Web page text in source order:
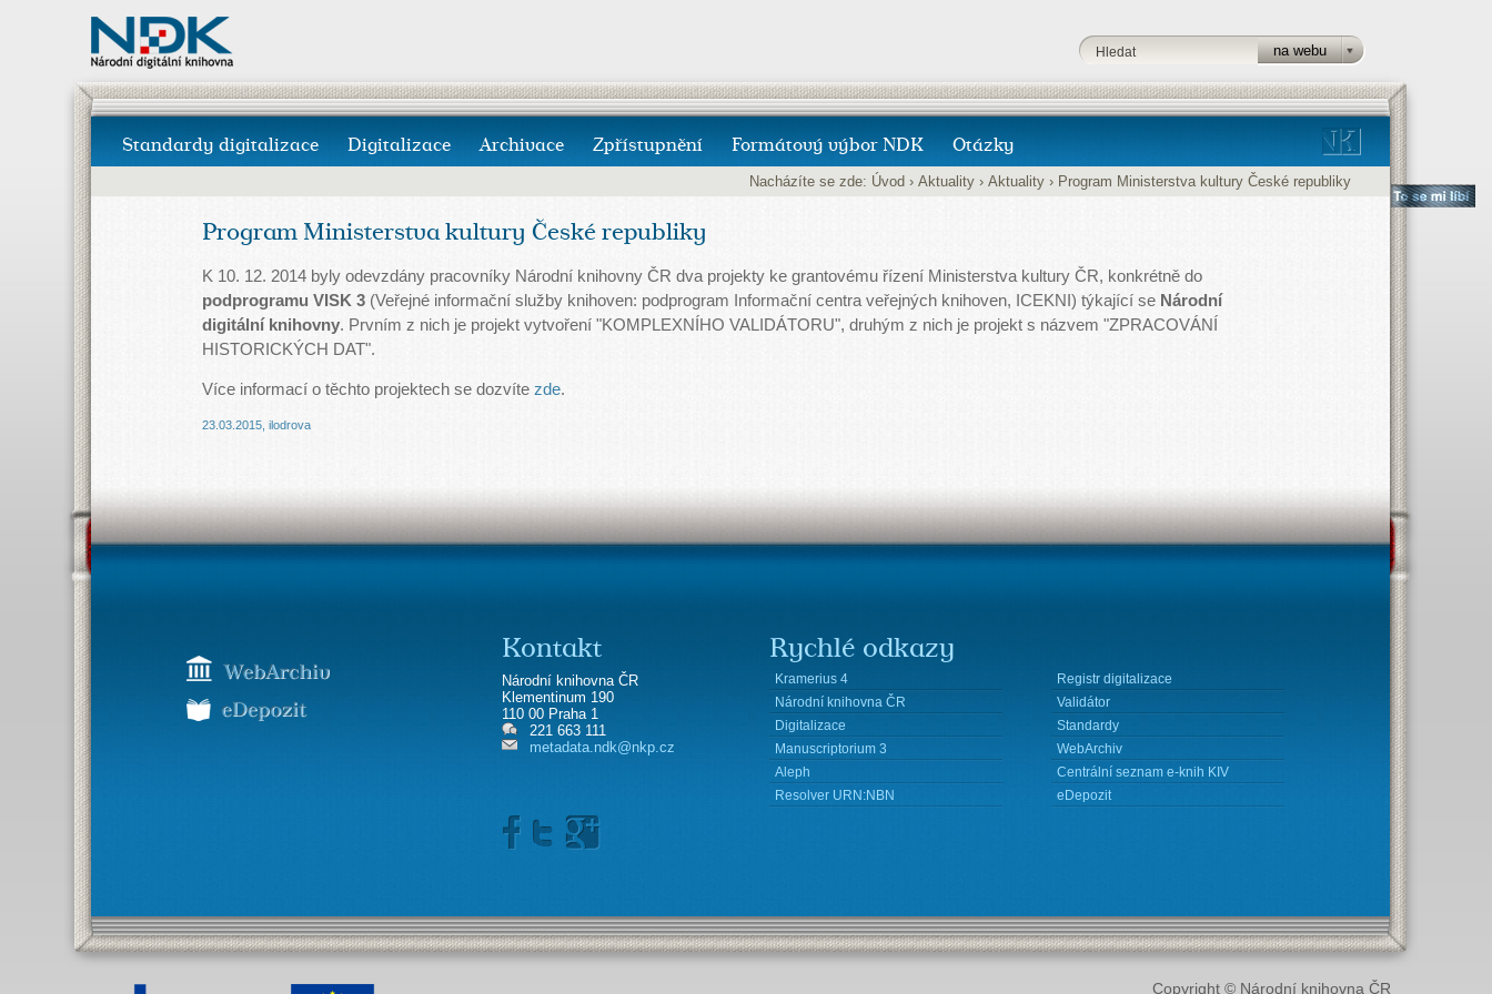
Standardy digitalizace Digitalizace Archivace Zpřístupnění Formátový výbor NDK Otázky
Nacházíte se zde: Úvod › Aktuality › Aktuality › Program Ministerstva kultury České republiky
Program Ministerstva kultury České republiky
K 10. 12. 2014 byly odevzdány pracovníky Národní knihovny ČR dva projekty ke grantovému řízení Ministerstva kultury ČR, konkrétně do
podprogramu VISK 3 (Veřejné informační služby knihoven: podprogram Informační centra veřejných knihoven, ICEKNI) týkající se Národní
digitální knihovny. Prvním z nich je projekt vytvoření "KOMPLEXNÍHO VALIDÁTORU", druhým z nich je projekt s názvem "ZPRACOVÁNÍ
HISTORICKÝCH DAT".
Více informací o těchto projektech se dozvíte zde.
23.03.2015 ilodrova
Kontakt
Národní knihovna ČR
Klementinum 190
110 00 Praha 1
221 663 111
metadata.ndk@nkp.cz
Rychlé odkazy
Kramerius 4
Registr digitalizace
Národní knihovna ČR
Validátor
Digitalizace
Standardy
Manuscriptorium 3
WebArchiv
Aleph
Centrální seznam e-knih KIV
Resolver URN:NBN
eDepozit
Copyright © Národní knihovna ČR